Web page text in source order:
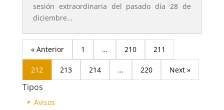
sesión extraordinaria del pasado día 28 de
diciembre…
« Anterior 1 … 210 211
212 213 214 … 220 Next »
Tipos
Avisos